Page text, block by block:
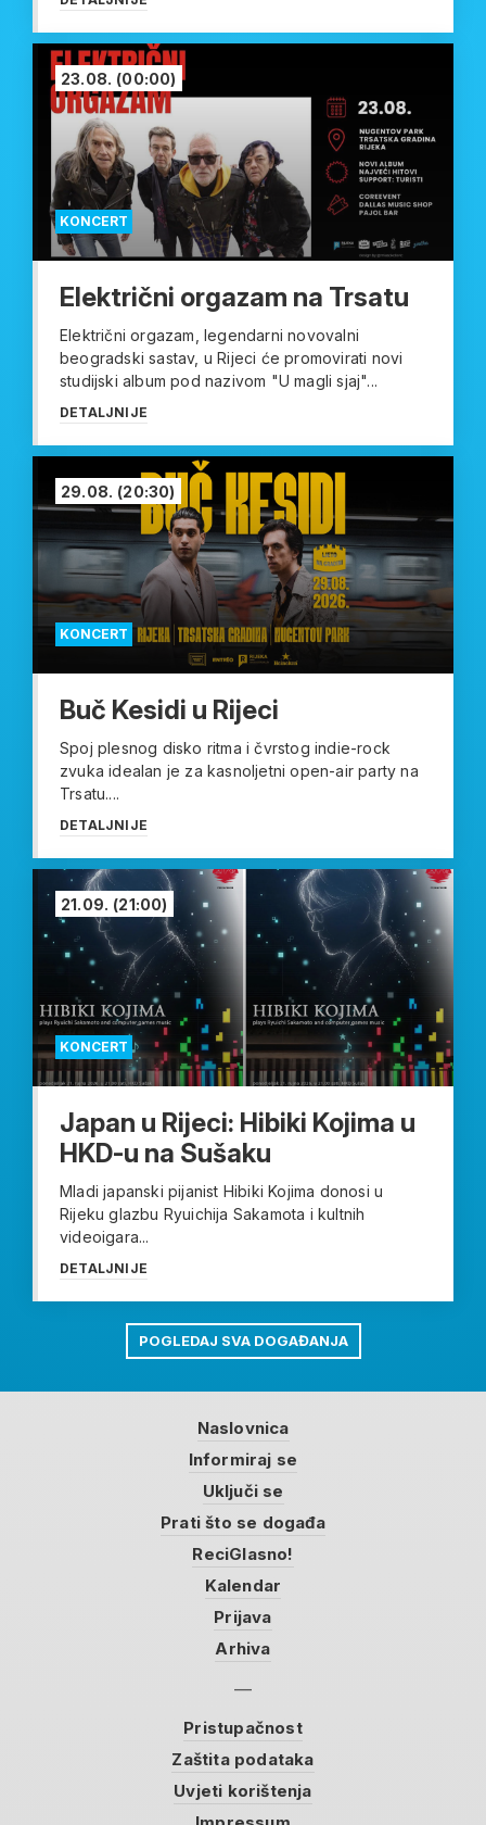
KONCERT
23.08. (00:00)
Električni orgazam na Trsatu
Električni orgazam, legendarni novovalni
beogradski sastav, u Rijeci će promovirati novi
studijski album pod nazivom "U magli sjaj"...
DETALJNIJE
KONCERT
29.08. (20:30)
Buč Kesidi u Rijeci
Spoj plesnog disko ritma i čvrstog indie-rock
zvuka idealan je za kasnoljetni open-air party na
Trsatu....
DETALJNIJE
KONCERT
21.09. (21:00)
Japan u Rijeci: Hibiki Kojima u
HKD-u na Sušaku
Mladi japanski pijanist Hibiki Kojima donosi u
Rijeku glazbu Ryuichija Sakamota i kultnih
videoigara...
DETALJNIJE
POGLEDAJ SVA DOGAĐANJA
Naslovnica
Informiraj se
Uključi se
Prati što se događa
ReciGlasno!
Kalendar
Prijava
Arhiva
Pristupačnost
Zaštita podataka
Uvjeti korištenja